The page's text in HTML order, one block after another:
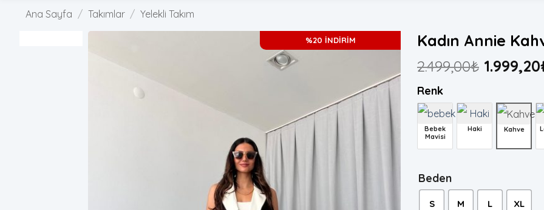
Ana Sayfa / Takımlar / Yelekli Takım
%20 İNDİRİM
Kadın Annie
2.499,00₺ 1.999,20
Renk
Bebek
Mavisi
Haki Kahve
Beden
S M L XL